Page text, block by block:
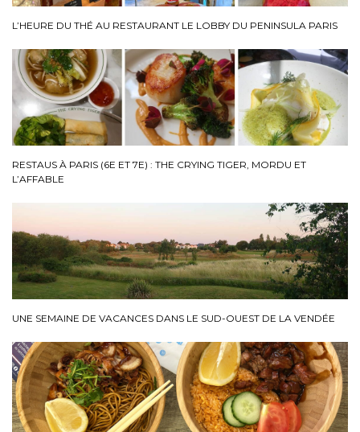
L’HEURE DU THÉ AU RESTAURANT LE LOBBY DU PENINSULA PARIS
RESTAUS À PARIS (6E ET 7E) : THE CRYING TIGER, MORDU ET
L’AFFABLE
UNE SEMAINE DE VACANCES DANS LE SUD-OUEST DE LA VENDÉE